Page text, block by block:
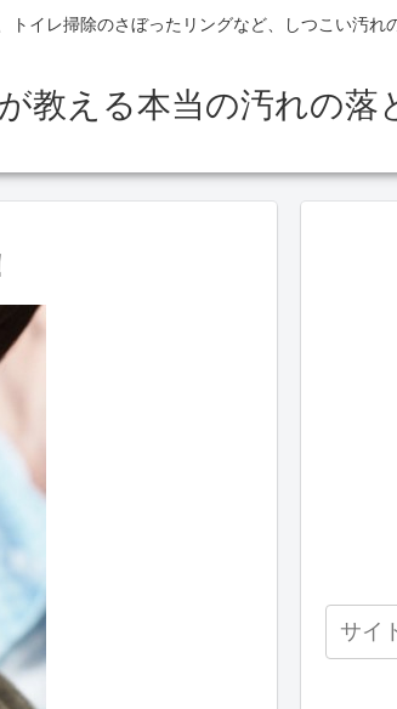
イレ掃除のさぼったリングなど、しつこい汚れ
教える本当の汚れの落